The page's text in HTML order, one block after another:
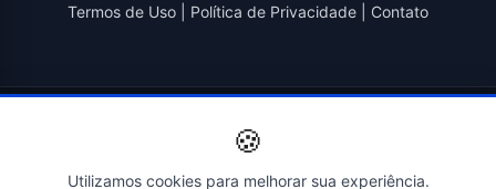
Termos de Uso
Política de Privacidade Contato
Novatopnet
🍪
Utilizamos cookies para melhorar sua experiência.